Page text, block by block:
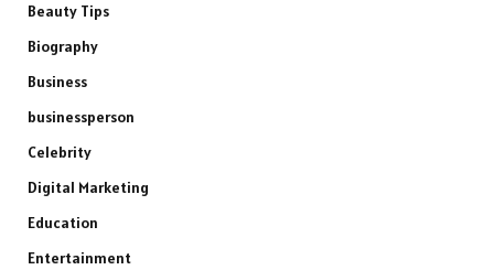
Beauty Tips
Biography
Business
businessperson
Celebrity
Digital Marketing
Education
Entertainment